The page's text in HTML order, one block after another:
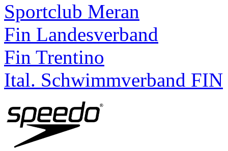
Sportclub Meran
Fin Landesverband
Fin Trentino
Ital. Schwimmverband FIN